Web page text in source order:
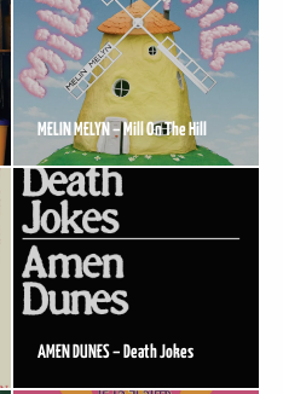
MELIN MELYN – Mill On The Hill
AMEN DUNES – Death Jokes